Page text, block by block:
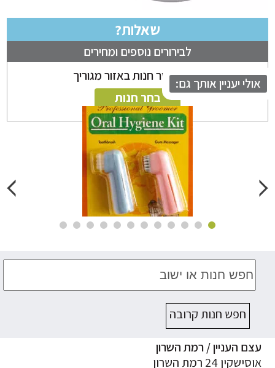
שאלות?
לבירורים נוספים ומחירים
ניתן לבחור חנות באזור מגוריך
בחר חנות
יעניין אותך גם:
חפש חנות קרובה
העניין / רמת השרון
24 רמת השרון